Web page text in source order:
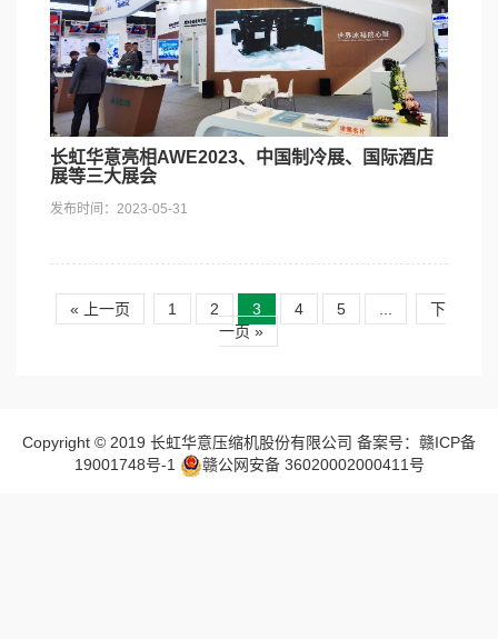
长虹华意亮相AWE2023、中国制冷展、国际酒店
展等三大展会
发布时间：2023-05-31
« 上一页 1 2 3 4 5
下
一页 »
Copyright © 2019 长虹华意压缩机股份有限公司 备案号：赣ICP备
19001748号-1
赣公网安备 36020002000411号